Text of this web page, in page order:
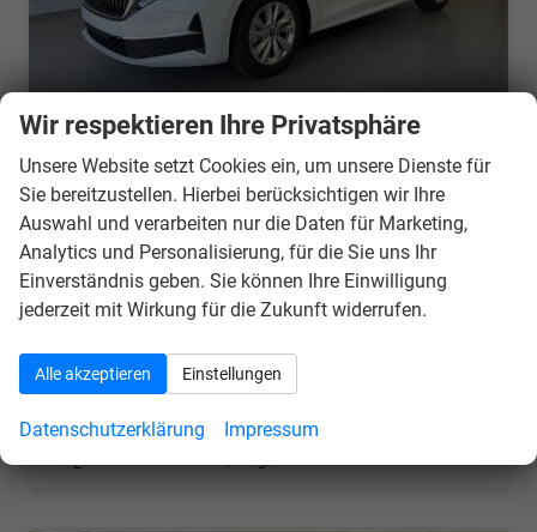
Skoda Octavia Combi
unverbindliche Lieferzeit: 7 Tage Neuwagen
Fahrzeugnr. 21409 Getriebe
Kraftstoff Diesel Außenfarbe
Leistung 110 kW (150 PS) Kilometerstand 20 km
35.290,– €
incl. 19% MwSt.
CO2 -Klasse: D
2
Wir respektieren Ihre Privatsphäre
Unsere Website setzt Cookies ein, um unsere Dienste für
Sie bereitzustellen. Hierbei berücksichtigen wir Ihre
Auswahl und verarbeiten nur die Daten für Marketing,
Analytics und Personalisierung, für die Sie uns Ihr
Einverständnis geben. Sie können Ihre Einwilligung
jederzeit mit Wirkung für die Zukunft widerrufen.
Alle akzeptieren Einstellungen
Datenschutzerklärung Impressum